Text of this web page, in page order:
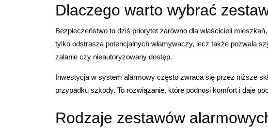
Dlaczego warto wybrać
Bezpieczeństwo to dziś priorytet zarówno dla właścicieli
tylko odstrasza potencjalnych włamywaczy, lecz także pozwala
zalanie czy nieautoryzowany dostęp.
Inwestycja w system alarmowy często zwraca się przez niższe
przypadku szkody. To rozwiązanie, które podnosi komfort i daje
Rodzaje zestawów